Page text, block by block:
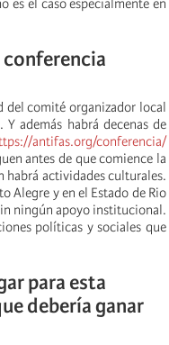
es el caso especialmente en
conferencia
del comité organizador local
además habrá decenas de
antifas.org/conferencia/
antes de que comience la
habrá actividades culturales.
Alegre y en el Estado de Rio
ningún apoyo institucional.
políticas y sociales que
para esta
debería ganar